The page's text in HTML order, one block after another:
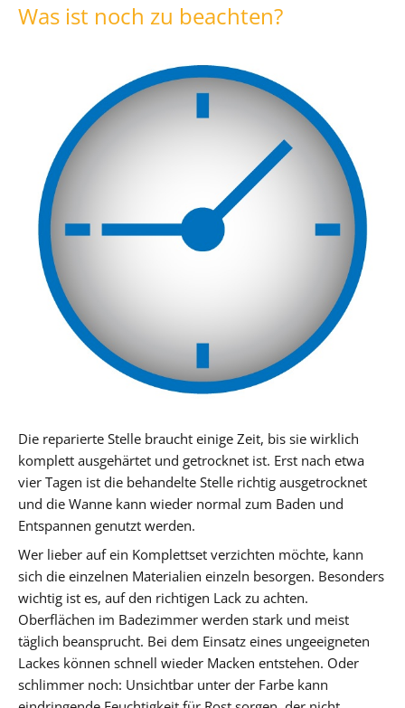
Was ist noch zu beachten?
Die reparierte Stelle braucht einige Zeit, bis sie wirklich
komplett ausgehärtet und getrocknet ist. Erst nach etwa
vier Tagen ist die behandelte Stelle richtig ausgetrocknet
und die Wanne kann wieder normal zum Baden und
Entspannen genutzt werden.
Wer lieber auf ein Komplettset verzichten möchte, kann
sich die einzelnen Materialien einzeln besorgen. Besonders
wichtig ist es, auf den richtigen Lack zu achten.
Oberflächen im Badezimmer werden stark und meist
täglich beansprucht. Bei dem Einsatz eines ungeeigneten
Lackes können schnell wieder Macken entstehen. Oder
schlimmer noch: Unsichtbar unter der Farbe kann